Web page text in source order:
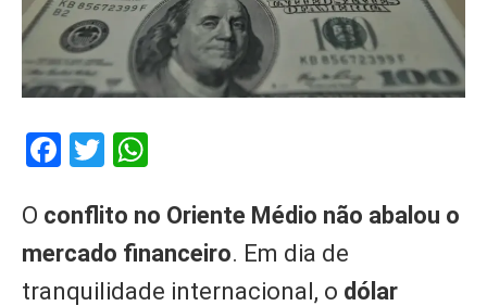
Facebook
Twitter
O conflito no Oriente Médio não abalou o
mercado financeiro. Em dia de
tranquilidade internacional, o dólar